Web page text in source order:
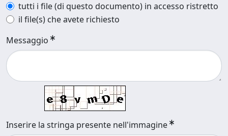
tutti i file (di questo documento) in accesso ristretto
il file(s) che avete richiesto
Messaggio
Inserire la stringa presente nell'immagine